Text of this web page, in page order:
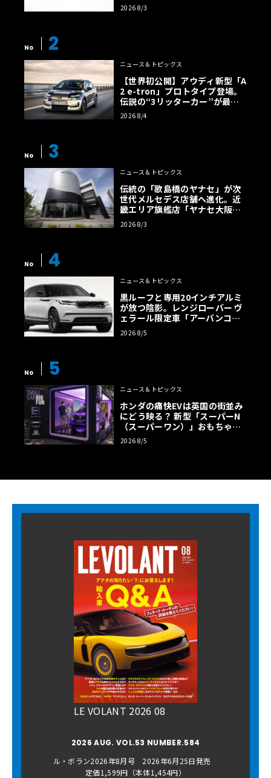
2026 8/3
No 2
ニュース＆トピックス
【世界初公開】アウディ新型「A
2 e-tron」プロトタイプ登場。
伝説の“3リッターカー”が最高
効率エントリーBEVとして復活
【画像38枚】
2026 8/4
No 3
ニュース＆トピックス
伝統の「歌島橋のヤナセ」が次
世代メルセデス店舗へ進化。近
畿エリア旗艦店「ヤナセ大阪支
店」がリニューアル
2026 8/3
No 4
ニュース＆トピックス
黒ルーフと専用20インチアルミ
が放つ陰影。レンジローバー ヴ
ェラール限定車「アーバンコン
トラスト・エディション」登場
2026 8/5
No 5
ニュース＆トピックス
ホンダの痛快EVは英国の街並み
にどう映る？ 新型「スーパーN
（スーパーワン）」おもちゃ箱
ツアーの全貌
2026 8/5
LE VOLANT 2026 08
2026 AUG. VOL.53 NUMBER.584
ル・ボラン2026年8月号 2026年6月25日発売
定価1,599円（本体1,454円）